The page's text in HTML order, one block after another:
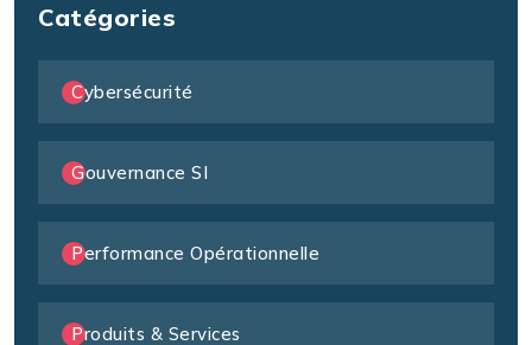
Catégories
Cybersécurité
Gouvernance SI
Performance Opérationnelle
Produits & Services